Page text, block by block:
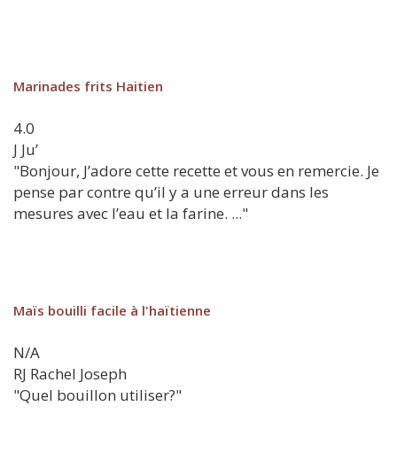
Marinades frits Haitien
4.0
J Ju’
"Bonjour, J’adore cette recette et vous en remercie. Je
pense par contre qu’il y a une erreur dans les
mesures avec l’eau et la farine. ..."
Maïs bouilli facile à l'haïtienne
N/A
RJ Rachel Joseph
"Quel bouillon utiliser?"